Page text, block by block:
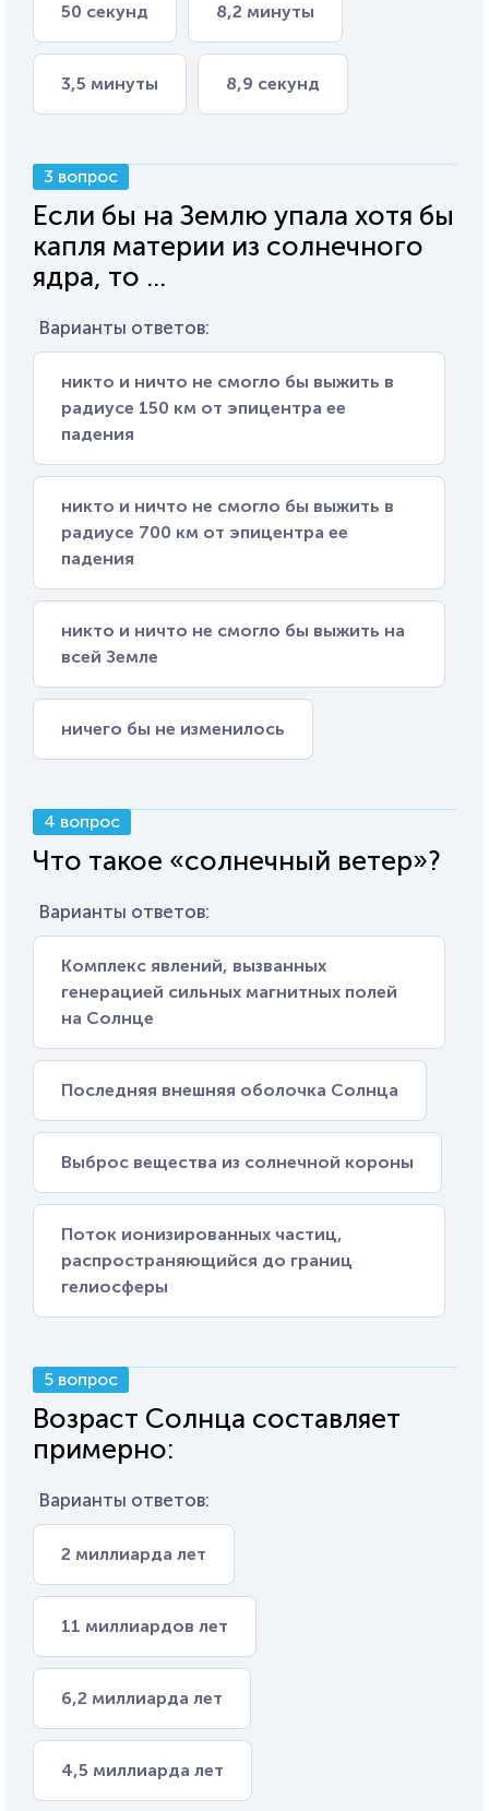
50 секунд 8,2 минуты
3,5 минуты 8,9 секунд
3 вопрос
Если бы на Землю упала хотя бы
капля материи из солнечного
ядра, то ...
Варианты ответов:
никто и ничто не смогло бы выжить в
радиусе 150 км от эпицентра ее
падения
никто и ничто не смогло бы выжить в
радиусе 700 км от эпицентра ее
падения
никто и ничто не смогло бы выжить на
всей Земле
ничего бы не изменилось
4 вопрос
Что такое «солнечный ветер»?
Варианты ответов:
Комплекс явлений, вызванных
генерацией сильных магнитных полей
на Солнце
Последняя внешняя оболочка Солнца
Выброс вещества из солнечной короны
Поток ионизированных частиц,
распространяющийся до границ
гелиосферы
5 вопрос
Возраст Солнца составляет
примерно:
Варианты ответов:
2 миллиарда лет
11 миллиардов лет
6,2 миллиарда лет
4,5 миллиарда лет